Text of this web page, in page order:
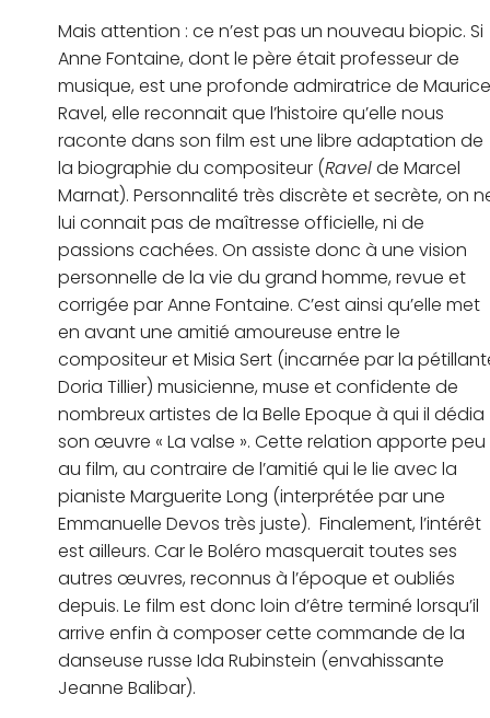
Mais attention : ce n’est pas un nouveau biopic. Si
Anne Fontaine, dont le père était professeur de
musique, est une profonde admiratrice de Maurice
Ravel, elle reconnait que l’histoire qu’elle nous
raconte dans son film est une libre adaptation de
la biographie du compositeur (Ravelde Marcel
Marnat). Personnalité très discrète et secrète, on
lui connait pas de maîtresse officielle, ni de
passions cachées. On assiste donc à une vision
personnelle de la vie du grand homme, revue et
corrigée par Anne Fontaine. C’est ainsi qu’elle met
en avant une amitié amoureuse entre le
compositeur et Misia Sert (incarnée par la
Doria Tillier) musicienne, muse et confidente de
nombreux artistes de la Belle Epoque à qui il dédia
son œuvre « La valse ». Cette relation apporte peu
au film, au contraire de l’amitié qui le lie avec la
pianiste Marguerite Long (interprétée par une
Emmanuelle Devos très juste). Finalement, l’intérêt
est ailleurs. Car le Boléro masquerait toutes ses
autres œuvres, reconnus à l’époque et oubliés
depuis. Le film est donc loin d’être terminé lorsqu’il
arrive enfin à composer cette commande de la
danseuse russe Ida Rubinstein (envahissante
Jeanne Balibar).